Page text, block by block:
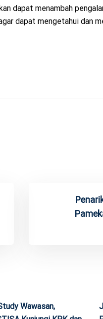
dapat menambah
dapat mengetahui dan
Wawasan,